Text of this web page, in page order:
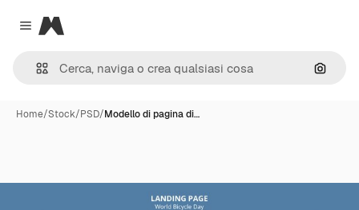
Close menu
Magnific
Cerca
Home/Stock/PSD/Modello di pagina di…